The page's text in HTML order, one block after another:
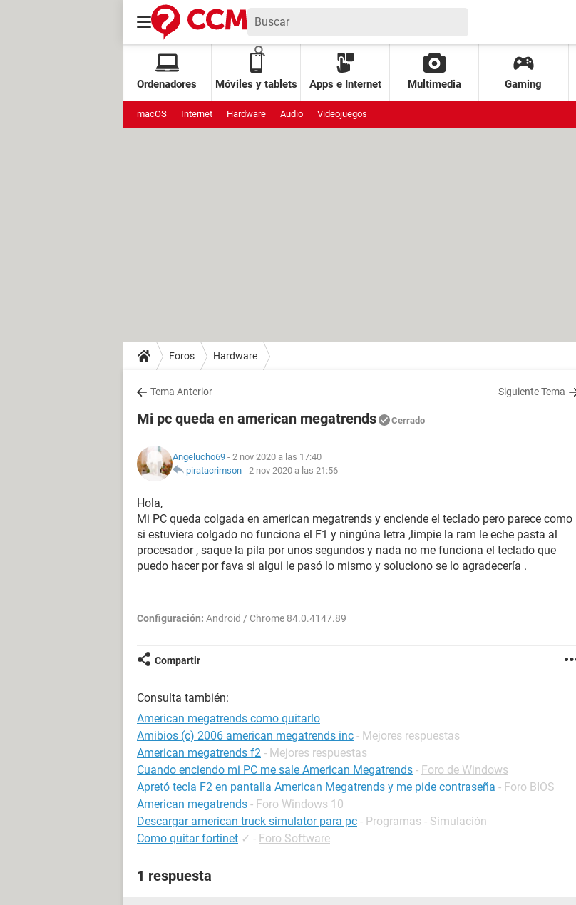
Ordenadores Móviles y tablets Apps e Internet Multimedia Gaming
macOS Internet Hardware Audio Videojuegos
Foros Hardware
Tema Anterior Siguiente Tema
Mi pc queda en american megatrends Cerrado
Angelucho69 - 2 nov 2020 a las 17:40
piratacrimson - 2 nov 2020 a las 21:56
Hola,
Mi PC queda colgada en american megatrends y enciende el teclado pero parece como
si estuviera colgado no funciona el F1 y ningúna letra ,limpie la ram le eche pasta al
procesador , saque la pila por unos segundos y nada no me funciona el teclado que
puedo hacer por fava si algui le pasó lo mismo y soluciono se lo agradecería .
Configuración: Android / Chrome 84.0.4147.89
Compartir
Consulta también:
American megatrends como quitarlo
Amibios (c) 2006 american megatrends inc - Mejores respuestas
American megatrends f2 - Mejores respuestas
Cuando enciendo mi PC me sale American Megatrends - Foro de Windows
Apretó tecla F2 en pantalla American Megatrends y me pide contraseña - Foro BIOS
American megatrends - Foro Windows 10
Descargar american truck simulator para pc - Programas - Simulación
Como quitar fortinet ✓ - Foro Software
1 respuesta